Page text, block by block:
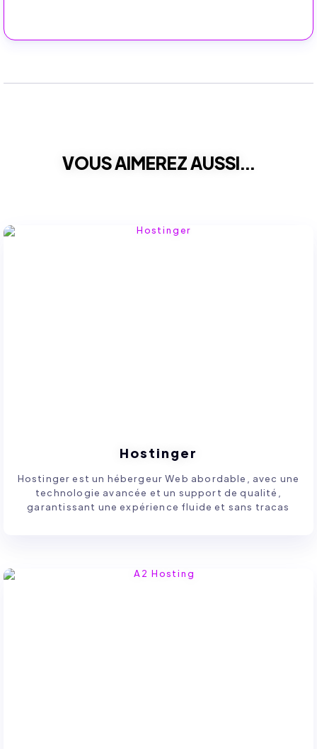
VOUS AIMEREZ AUSSI...
Hostinger
Hostinger est un hébergeur Web abordable, avec une
technologie avancée et un support de qualité,
garantissant une expérience fluide et sans tracas